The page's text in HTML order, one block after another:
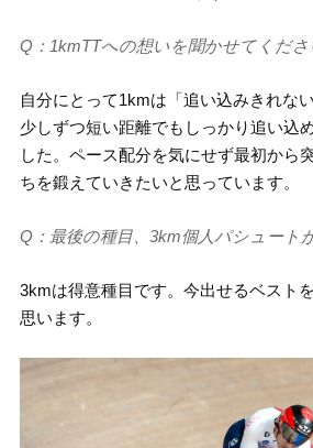
Q：1kmTTへの想いを聞かせてくださ
自分にとって1kmは「追い込みきれな
少しずつ短い距離でもしっかり追い込
した。ペース配分を気にせず最初から
ちを鍛えていきたいと思っています。
Q：最後の種目、3km個人パシュート
3kmは得意種目です。今出せるベスト
思います。